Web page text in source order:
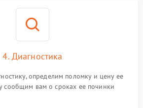
4. Диагностика
определим поломку и цену ее
сообщим вам о сроках ее починки